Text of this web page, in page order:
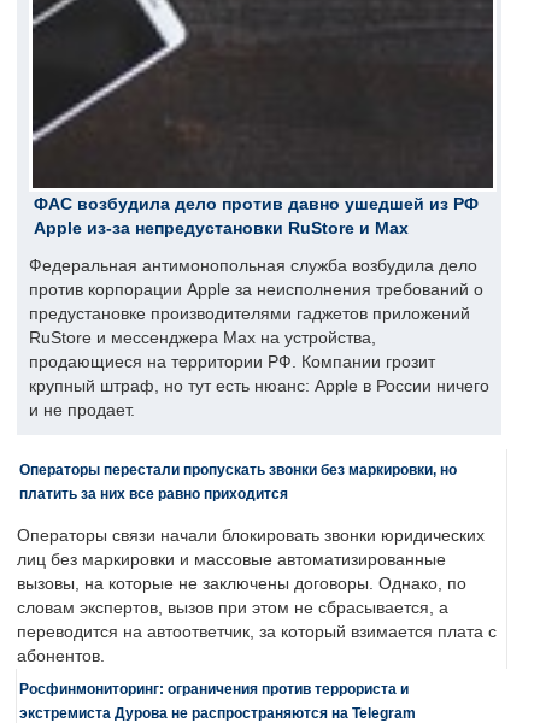
ФАС возбудила дело против давно ушедшей из РФ
Apple из-за непредустановки RuStore и Max
Федеральная антимонопольная служба возбудила дело
против корпорации Apple за неисполнения требований о
предустановке производителями гаджетов приложений
RuStore и мессенджера Max на устройства,
продающиеся на территории РФ. Компании грозит
крупный штраф, но тут есть нюанс: Apple в России ничего
и не продает.
Операторы перестали пропускать звонки без маркировки, но
платить за них все равно приходится
Операторы связи начали блокировать звонки юридических
лиц без маркировки и массовые автоматизированные
вызовы, на которые не заключены договоры. Однако, по
словам экспертов, вызов при этом не сбрасывается, а
переводится на автоответчик, за который взимается плата с
абонентов.
Росфинмониторинг: ограничения против террориста и
экстремиста Дурова не распространяются на Telegram